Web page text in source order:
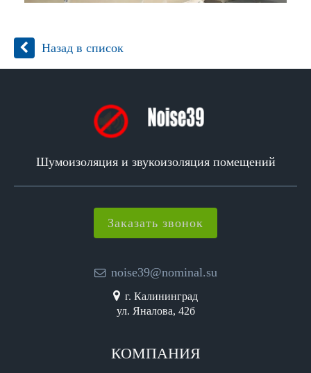
Назад в список
Шумоизоляция и звукоизоляция помещений
Заказать звонок
noise39@nominal.su
г. Калининград
ул. Яналова, 42б
КОМПАНИЯ